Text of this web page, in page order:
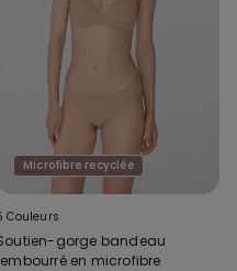
Microfibre recyclée
Couleurs
gorge bandeau
en microfibre